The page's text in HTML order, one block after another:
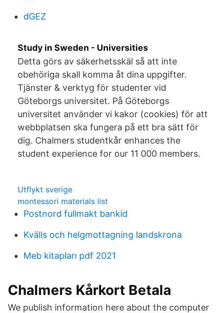
dGEZ
Study in Sweden - Universities
Detta görs av säkerhetsskäl så att inte
obehöriga skall komma åt dina uppgifter.
Tjänster & verktyg för studenter vid
Göteborgs universitet. På Göteborgs
universitet använder vi kakor (cookies) för att
webbplatsen ska fungera på ett bra sätt för
dig. Chalmers studentkår enhances the
student experience for our 11 000 members.
Utflykt sverige
montessori materials list
Postnord fullmakt bankid
Kvälls och helgmottagning landskrona
Meb kitapları pdf 2021
Chalmers Kårkort Betala
We publish information here about the computer